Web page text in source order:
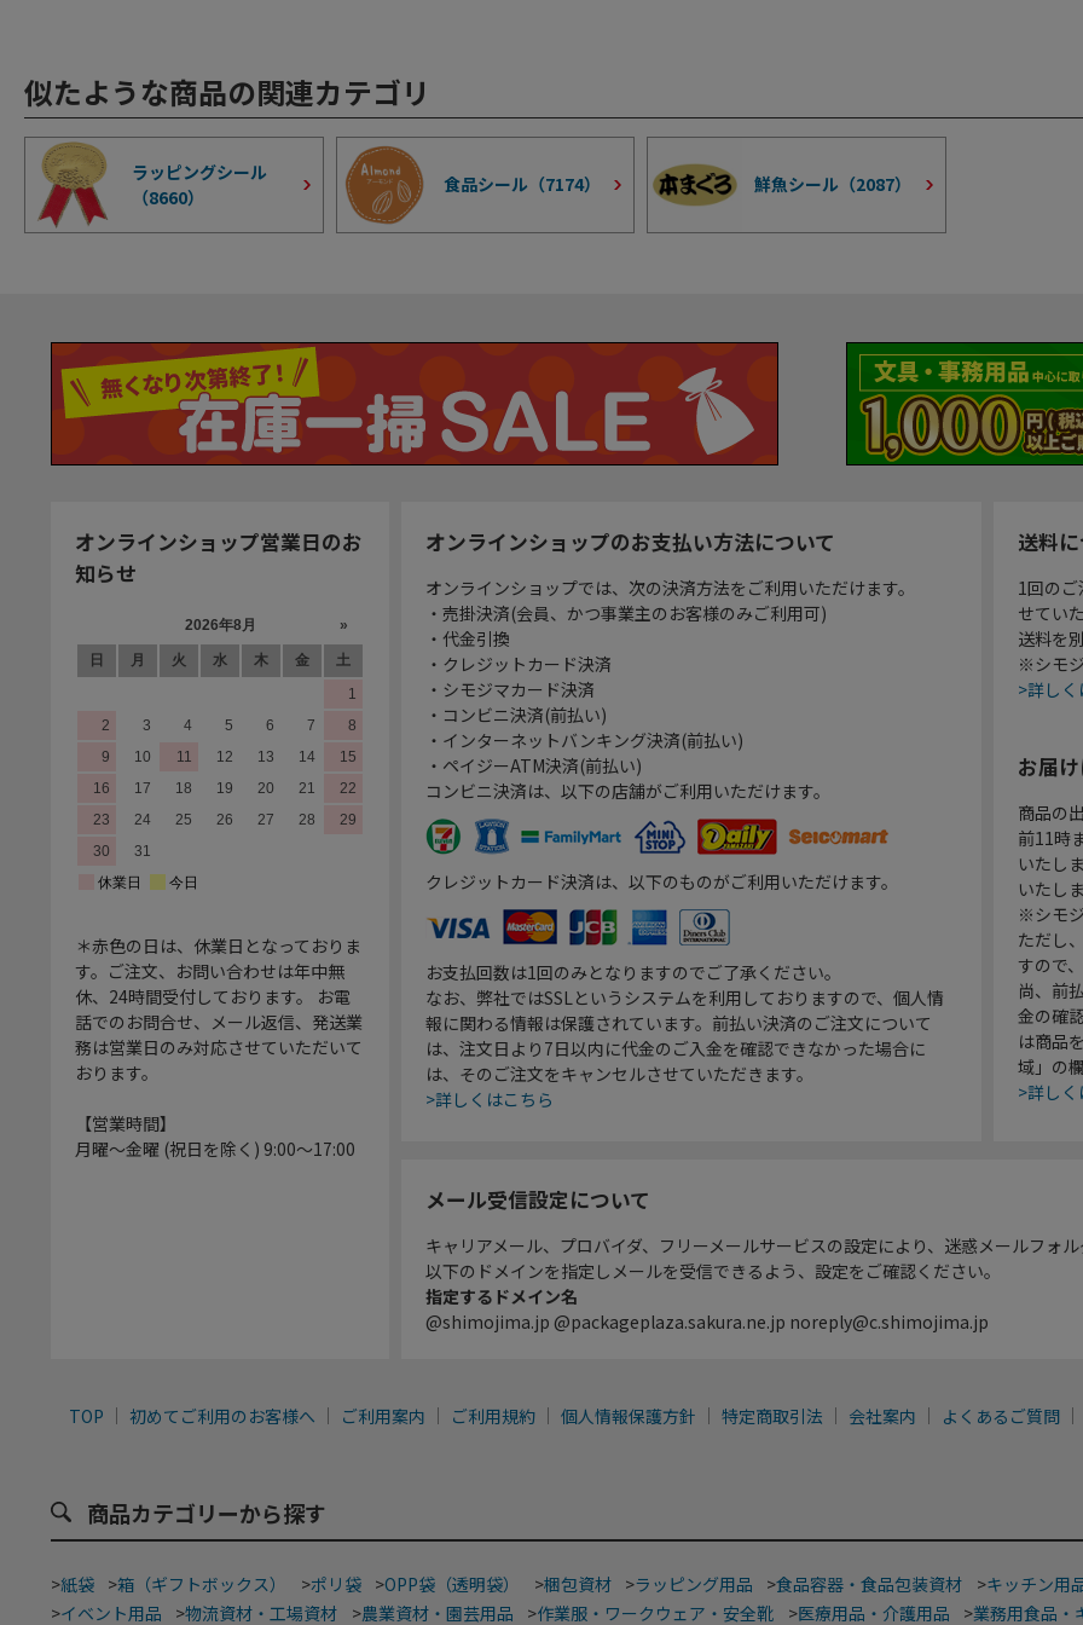
似たような商品の関連カテゴリ
ラッピングシール
（8660）
食品シール（7174） 鮮魚シール（2087）
オンラインショップ営業日のお
知らせ
＊赤色の日は、休業日となっておりま
す。ご注文、お問い合わせは年中無
休、24時間受付しております。 お電
話でのお問合せ、メール返信、発送業
務は営業日のみ対応させていただいて
おります。
【営業時間】
月曜～金曜 (祝日を除く) 9:00～17:00
オンラインショップのお支払い方法について
オンラインショップでは、次の決済方法をご利用いただけます。
・売掛決済(会員、かつ事業主のお客様のみご利用可)
・代金引換
・クレジットカード決済
・シモジマカード決済
・コンビニ決済(前払い)
・インターネットバンキング決済(前払い)
・ペイジーATM決済(前払い)
コンビニ決済は、以下の店舗がご利用いただけます。
クレジットカード決済は、以下のものがご利用いただけます。
お支払回数は1回のみとなりますのでご了承ください。
なお、弊社ではSSLというシステムを利用しておりますので、個人情
報に関わる情報は保護されています。前払い決済のご注文について
は、注文日より7日以内に代金のご入金を確認できなかった場合に
は、そのご注文をキャンセルさせていただきます。
>詳しくはこちら
送料
1回の
せてい
送料を
※シモ
>詳し
お届
商品の
前11時
いたし
いたし
※シモ
ただし
すので
尚、前
金の確
は商品
域」の
>詳し
メール受信設定について
キャリアメール、プロバイダ、フリーメールサービスの設定により、迷惑メールフォ
以下のドメインを指定しメールを受信できるよう、設定をご確認ください。
指定するドメイン名
@shimojima.jp @packageplaza.sakura.ne.jp noreply@c.shimojima.jp
TOP 初めてご利用のお客様へ ご利用案内 ご利用規約 個人情報保護方針 特定商取引法 会社案内 よくあるご質問
商品カテゴリーから探す
>紙袋 >箱（ギフトボックス） >ポリ袋 >OPP袋（透明袋） >梱包資材 >ラッピング用品 >食品容器・食品包装資材 >キッチン用
>イベント用品 >物流資材・工場資材 >農業資材・園芸用品 >作業服・ワークウェア・安全靴 >医療用品・介護用品 >業務用食品・